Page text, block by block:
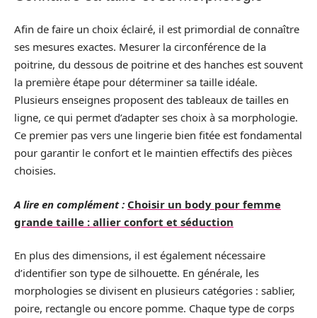
Afin de faire un choix éclairé, il est primordial de connaître
ses mesures exactes. Mesurer la circonférence de la
poitrine, du dessous de poitrine et des hanches est souvent
la première étape pour déterminer sa taille idéale.
Plusieurs enseignes proposent des tableaux de tailles en
ligne, ce qui permet d’adapter ses choix à sa morphologie.
Ce premier pas vers une lingerie bien fitée est fondamental
pour garantir le confort et le maintien effectifs des pièces
choisies.
A lire en complément : Choisir un body pour femme
grande taille : allier confort et séduction
En plus des dimensions, il est également nécessaire
d’identifier son type de silhouette. En générale, les
morphologies se divisent en plusieurs catégories : sablier,
poire, rectangle ou encore pomme. Chaque type de corps